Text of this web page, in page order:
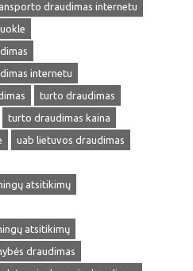
draudimas internetu
internetu
turto draudimas
turto draudimas kaina
uab lietuvos draudimas
atsitikimų
atsitikimų
draudimas